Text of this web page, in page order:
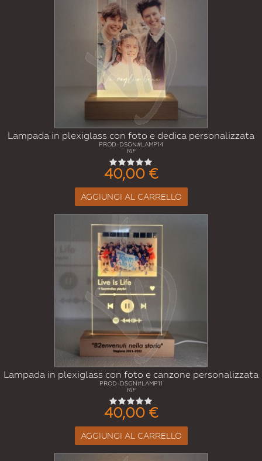
Lampada in plexiglass con foto e dedica personalizzata
PROD-DSGN#LAMP14
RIF
40,00 €
AGGIUNGI AL CARRELLO
Lampada in plexiglass con foto e canzone personalizzata
PROD-DSGN#LAMP11
RIF
40,00 €
AGGIUNGI AL CARRELLO